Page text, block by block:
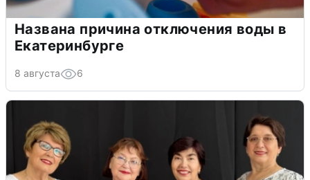
Названа причина отключения воды в
Екатеринбурге
8 августа 6